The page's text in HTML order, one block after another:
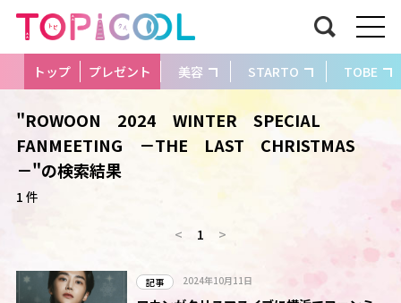
トップ プレゼント 美容 STARTO TOBE
"ROWOON 2024 WINTER SPECIAL
FANMEETING －THE LAST CHRISTMAS
－"の検索結果
1 件
< 1 >
記事 2024年10月11日